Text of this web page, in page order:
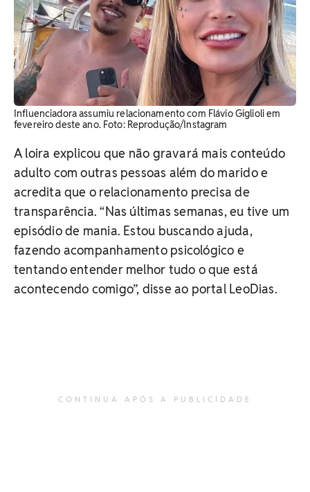
Influenciadora assumiu relacionamento com Flávio Giglioli em
fevereiro deste ano. ​Foto: Reprodução/Instagram
A loira explicou que não gravará mais conteúdo
adulto com outras pessoas além do marido e
acredita que o relacionamento precisa de
transparência. “Nas últimas semanas, eu tive um
episódio de mania. Estou buscando ajuda,
fazendo acompanhamento psicológico e
tentando entender melhor tudo o que está
acontecendo comigo”, disse ao portal LeoDias.
CONTINUA APÓS A PUBLICIDADE